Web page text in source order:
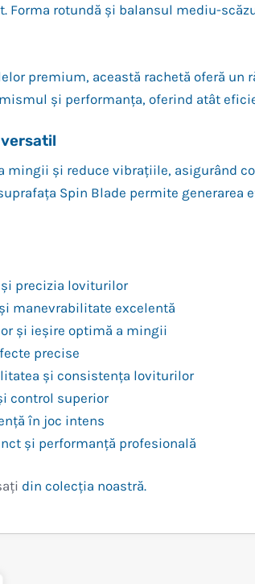
Forma rotundă și balansul mediu-
premium, această rachetă oferă
și performanța, oferind atât
mingii și reduce vibrațiile, asigurând
Spin Blade permite generarea
precizia loviturilor
manevrabilitate excelentă
și ieșire optimă a mingii
precise
și consistența loviturilor
control superior
în joc intens
și performanță profesională
din colecția noastră.